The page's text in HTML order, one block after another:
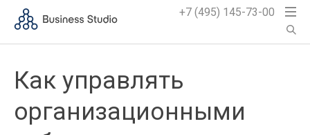
+7 (495) 145-73-00
Как управлять
организационными